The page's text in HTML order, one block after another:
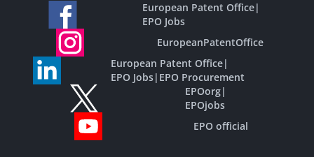
European Patent Office|
EPO Jobs
EuropeanPatentOffice
European Patent Office|
EPO Jobs| EPO Procurement
EPOorg|
EPOjobs
EPO official